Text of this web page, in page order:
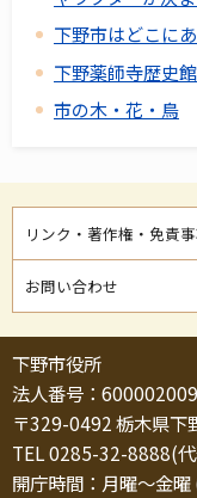
下野市はどこに
下野薬師寺歴史
市の木・花・鳥
リンク・著作権・免責
お問い合わせ
下野市役所
法人番号：
〒329-0492 栃木県下
TEL 0285-32-8888(
開庁時間：月曜～金